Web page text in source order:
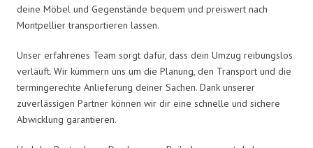
deine Möbel und Gegenstände bequem und preiswert nach
Montpellier transportieren lassen.
Unser erfahrenes Team sorgt dafür, dass dein Umzug reibungslos
verläuft. Wir kümmern uns um die Planung, den Transport und die
termingerechte Anlieferung deiner Sachen. Dank unserer
zuverlässigen Partner können wir dir eine schnelle und sichere
Abwicklung garantieren.